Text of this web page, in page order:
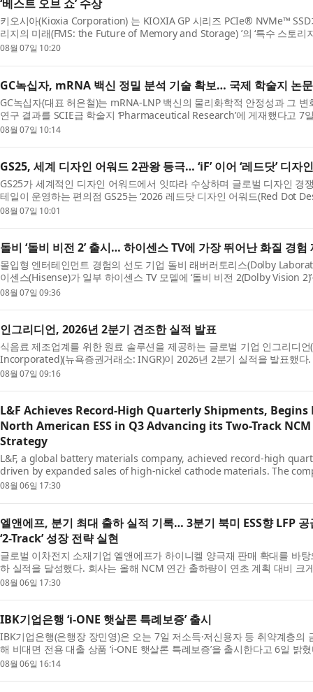
‘베스트 오브 쇼’ 수상
키오시아(Kioxia Corporation) 는 KIOXIA GP 시리즈 PCIe® NVMe™ SSD
리지의 미래(FMS: the Future of Memory and Storage) ’의 ‘특수 스토리
Storage)’ 부문에서 ‘베스트 오브 쇼(Bes...
08월 07일 10:20
GC녹십자, mRNA 백신 정밀 분석 기술 확보… 국제 학술지 논
GC녹십자(대표 허은철)는 mRNA-LNP 백신의 물리화학적 안정성과 그
연구 결과를 SCIE급 학술지 ‘Pharmaceutical Research’에 게재했다고 7
은 감염병 대유행 시 신속한 개발과...
08월 07일 10:14
GS25, 세계 디자인 어워드 2관왕 등극… ‘iF’ 이어 ‘레드닷’ 디자
GS25가 세계적인 디자인 어워드에서 잇따라 수상하며 글로벌 디자인 경
테일이 운영하는 편의점 GS25는 ‘2026 레드닷 디자인 어워드(Red Dot
커뮤니케이션 부문에서 본상을 수...
08월 07일 10:01
돌비 ‘돌비 비전 2’ 출시… 하이센스 TV에 가장 뛰어난 화질 경험
몰입형 엔터테인먼트 경험의 선도 기업 돌비 래버러토리스(Dolby
이센스(Hisense)가 일부 하이센스 TV 모델에 ‘돌비 비전 2(Dolby Vision
어 업데이트를 통해 더 많...
08월 07일 09:36
인그리디언, 2026년 2분기 견조한 실적 발표
식음료 제조업계를 위한 원료 솔루션을 제공하는 글로벌 기업 인그리디
Incorporated)(뉴욕증권거래소: INGR)이 2026년 2분기 실적을 발표했다
장, 최고경영자(CEO)인 짐 잘리(Jim Zalli...
08월 07일 09:16
L&F Achieves Record-High Quarterly Shipments, Begins
North American ESS in Q3 Advancing its Two-Track
Strategy
L&F, a global battery materials company, achieved record-high
driven by expanded sales of high-nickel cathode materials. The
NCM shipments to significantly surpass ...
08월 06일 17:30
엘앤에프, 분기 최대 출하 실적 기록… 3분기 북미 ESS향 LFP
‘2-Track’ 성장 전략 실현
글로벌 이차전지 소재기업 엘앤에프가 하이니켈 양극재 판매 확대를 바
하 실적을 달성했다. 회사는 올해 NCM 연간 출하량이 연초 계획 대비 크
으며, 3분기부터는 북미 ESS...
08월 06일 17:30
IBK기업은행 ‘i-ONE 햇살론 특례보증’ 출시
IBK기업은행(은행장 장민영)은 오는 7일 저소득·저신용자 등 취약계층의
해 비대면 전용 대출 상품 ‘i-ONE 햇살론 특례보증’을 출시한다고 6일 밝
월 출시한 대면 전용 상품 ‘...
08월 06일 16:14